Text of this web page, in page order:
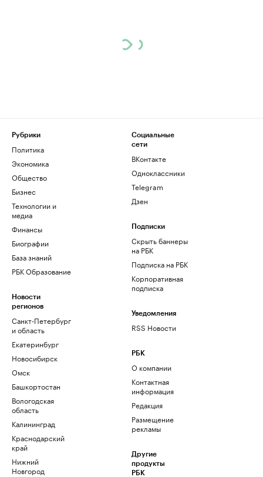
Рубрики
Политика
Экономика
Общество
Бизнес
Технологии и
медиа
Финансы
Биографии
База знаний
РБК Образование
Новости
регионов
Санкт-Петербург
и область
Екатеринбург
Новосибирск
Омск
Башкортостан
Вологодская
область
Калининград
Краснодарский
край
Нижний
Новгород
Социальные
сети
ВКонтакте
Одноклассники
Telegram
Дзен
Подписки
Скрыть баннеры
на РБК
Подписка на РБК
Корпоративная
подписка
Уведомления
RSS Новости
РБК
О компании
Контактная
информация
Редакция
Размещение
рекламы
Другие
продукты
РБК